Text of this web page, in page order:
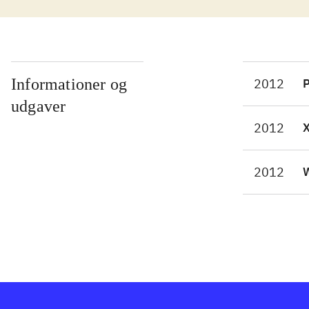
det
4
de
Et
Informationer og
udgaver
2012
2012
2012